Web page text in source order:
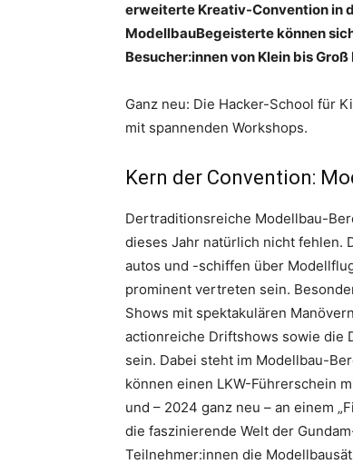
erweiterte Kreativ-Convention in
ModellbauBegeisterte können
Besucher:innen von Klein bis
Ganz neu: Die Hacker-School für
mit spannenden Workshops.
Kern der Convention:
Dertraditionsreiche Modellbau-
dieses Jahr natürlich nicht fehlen.
autos und -schiffen über
prominent vertreten sein.
Shows mit spektakulären
actionreiche Driftshows sowie die
sein. Dabei steht im Modellbau-
können einen LKW-Führerschein
und – 2024 ganz neu – an einem
die faszinierende Welt der
Teilnehmer:innen die